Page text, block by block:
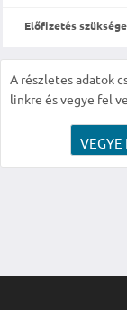
Előfizetés
A részletes adatok
linkre és vegye fel
VEGYE